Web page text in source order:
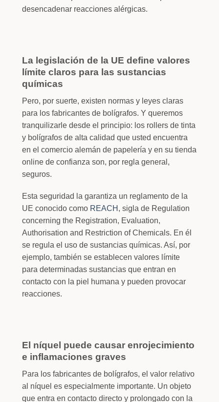
desencadenar reacciones alérgicas.
La legislación de la UE define valores
límite claros para las sustancias
químicas
Pero, por suerte, existen normas y leyes claras
para los fabricantes de bolígrafos. Y queremos
tranquilizarle desde el principio: los rollers de tinta
y bolígrafos de alta calidad que usted encuentra
en el comercio alemán de papelería y en su tienda
online de confianza son, por regla general,
seguros.
Esta seguridad la garantiza un reglamento de la
UE conocido como REACH , sigla de Regulation
concerning the Registration, Evaluation,
Authorisation and Restriction of Chemicals. En él
se regula el uso de sustancias químicas. Así, por
ejemplo, también se establecen valores límite
para determinadas sustancias que entran en
contacto con la piel humana y pueden provocar
reacciones.
El níquel puede causar enrojecimiento
e inflamaciones graves
Para los fabricantes de bolígrafos, el valor relativo
al níquel es especialmente importante. Un objeto
que entra en contacto directo y prolongado con la